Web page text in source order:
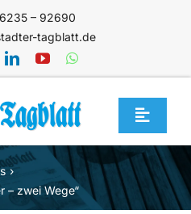
– 92690
tagblatt.de
Toggle
– zwei Wege“